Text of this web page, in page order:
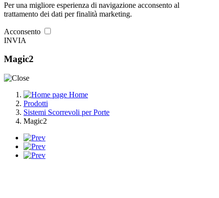
Per una migliore esperienza di navigazione acconsento al
trattamento dei dati per finalità marketing.
Acconsento
INVIA
Magic2
Home
Prodotti
Sistemi Scorrevoli per Porte
Magic2